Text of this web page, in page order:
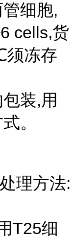
细胞,
cells,货
须冻存
装,用
。
理方法:
T25细